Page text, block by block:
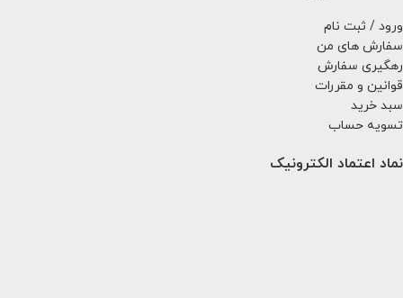
ورود / ثبت نام
سفارش های من
رهگیری سفارش
قوانین و مقررات
سبد خرید
تسویه حساب
نماد اعتماد الکترونیک